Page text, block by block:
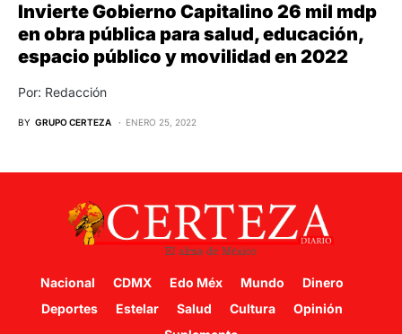
Invierte Gobierno Capitalino 26 mil mdp
en obra pública para salud, educación,
espacio público y movilidad en 2022
Por: Redacción
BY GRUPO CERTEZA ENERO 25, 2022
Nacional CDMX Edo Méx Mundo
Dinero
Deportes
Estelar Salud Cultura
Opinión